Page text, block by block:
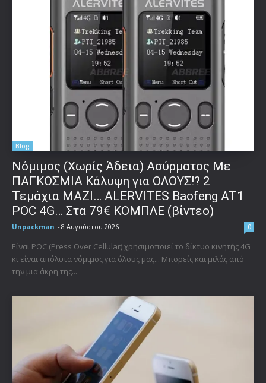
Blog
Νόμιμος (Χωρίς Άδεια) Ασύρματος Με
ΠΑΓΚΟΣΜΙΑ Κάλυψη για ΟΛΟΥΣ!? 2
Τεμάχια ΜΑΖΙ… ALERVITES Baofeng AT1
POC 4G… Στα 79€ ΚΟΜΠΛΕ (βίντεο)
Unpackman - 8 Αυγούστου 2026 0
Είναι POC (Press Over Cellular) χρησιμοποιεί το δίκτυο κινητής 4G
κι είναι απόλυτα νόμιμος για όλους μας... Μπορείς και μιλάς από
την μια άκρη της...